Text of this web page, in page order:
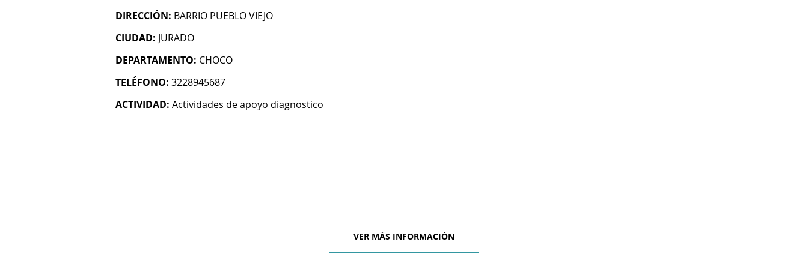
DIRECCIÓN: BARRIO PUEBLO VIEJO
CIUDAD: JURADO
DEPARTAMENTO: CHOCO
TELÉFONO: 3228945687
ACTIVIDAD: Actividades de apoyo diagnostico
VER MÁS INFORMACIÓN